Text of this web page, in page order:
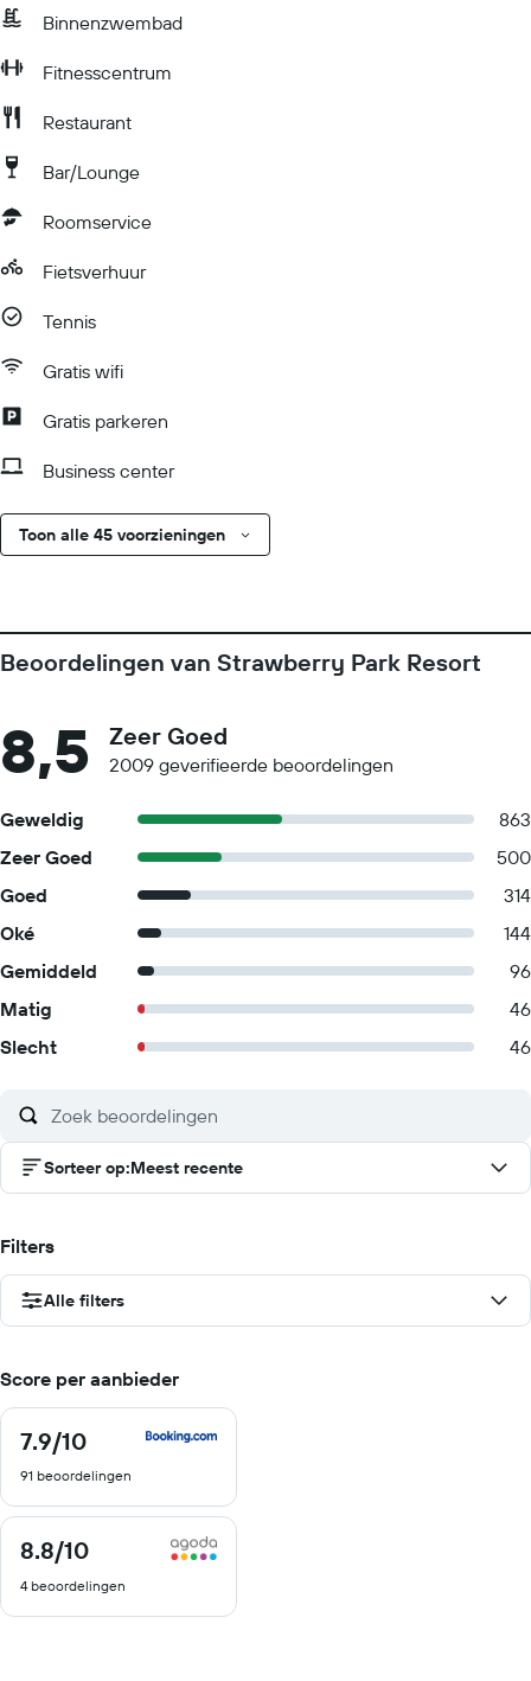
Binnenzwembad
Fitnesscentrum
Restaurant
Bar/Lounge
Roomservice
Fietsverhuur
Tennis
Gratis wifi
Gratis parkeren
Business center
Toon alle 45 voorzieningen
Beoordelingen van Strawberry Park Resort
8,5 Zeer Goed
2009 geverifieerde beoordelingen
Geweldig
863
Zeer Goed
500
Goed
314
Oké
144
Gemiddeld
96
Matig
46
Slecht
46
Sorteer op:Meest recente
Filters
Alle filters
Score per aanbieder
7.9/10
7.9
10
91 beoordelingen
8.8/10
8.8
10
4 beoordelingen